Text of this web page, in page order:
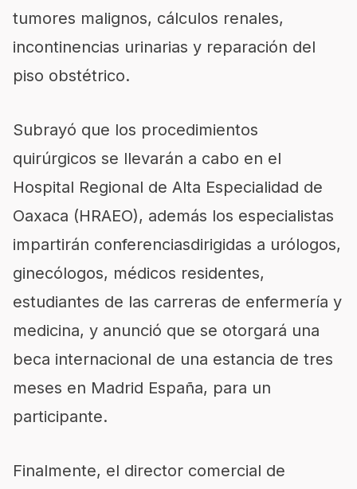
tumores malignos, cálculos renales,
incontinencias urinarias y reparación del
piso obstétrico.
Subrayó que los procedimientos
quirúrgicos se llevarán a cabo en el
Hospital Regional de Alta Especialidad de
Oaxaca (HRAEO), además los especialistas
impartirán conferenciasdirigidas a urólogos,
ginecólogos, médicos residentes,
estudiantes de las carreras de enfermería y
medicina, y anunció que se otorgará una
beca internacional de una estancia de tres
meses en Madrid España, para un
participante.
Finalmente, el director comercial de